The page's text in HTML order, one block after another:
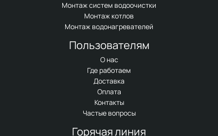
Монтаж систем водоочистки
Монтаж котлов
Монтаж водонагревателей
Пользователям
О нас
Где работаем
Доставка
Оплата
Контакты
Частые вопросы
Горячая линия